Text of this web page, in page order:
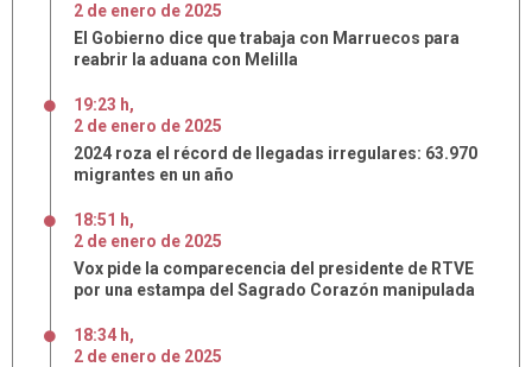
2 de enero de 2025
El Gobierno dice que trabaja con Marruecos para
reabrir la aduana con Melilla
19:23 h,
2 de enero de 2025
2024 roza el récord de llegadas irregulares: 63.970
migrantes en un año
18:51 h,
2 de enero de 2025
Vox pide la comparecencia del presidente de RTVE
por una estampa del Sagrado Corazón manipulada
18:34 h,
2 de enero de 2025